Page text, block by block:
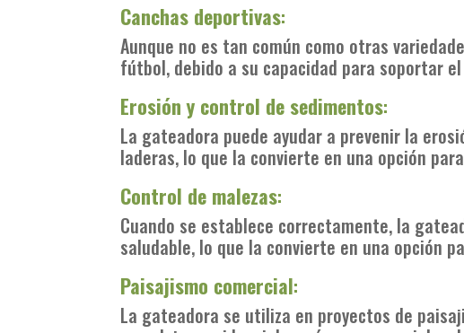
Canchas deportivas:
Aunque no es tan común como otras
fútbol, debido a su capacidad para soportar
Erosión y control de sedimentos:
La gateadora puede ayudar a prevenir la
laderas, lo que la convierte en una opción
Control de malezas:
Cuando se establece correctamente, la
saludable, lo que la convierte en una opción
Paisajismo comercial:
La gateadora se utiliza en proyectos de